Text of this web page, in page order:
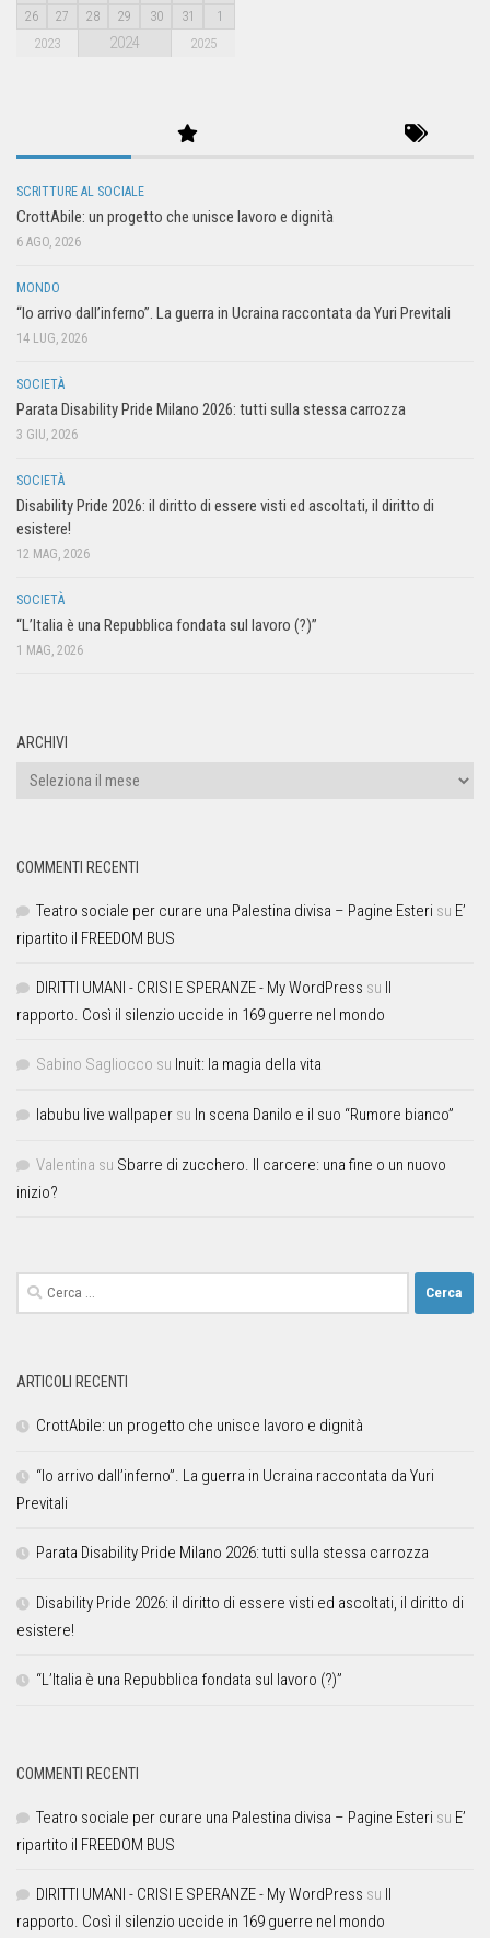
26
27 28 29 30 31 1
2023 2024 2025
SCRITTURE AL SOCIALE
CrottAbile: un progetto che unisce lavoro e dignità
6 AGO, 2026
MONDO
“Io arrivo dall’inferno”. La guerra in Ucraina raccontata da Yuri Previtali
14 LUG, 2026
SOCIETÀ
Parata Disability Pride Milano 2026: tutti sulla stessa carrozza
3 GIU, 2026
SOCIETÀ
Disability Pride 2026: il diritto di essere visti ed ascoltati, il diritto di
esistere!
12 MAG, 2026
SOCIETÀ
“L’Italia è una Repubblica fondata sul lavoro (?)”
1 MAG, 2026
ARCHIVI
COMMENTI RECENTI
Teatro sociale per curare una Palestina divisa – Pagine Esteri su E’
ripartito il FREEDOM BUS
DIRITTI UMANI - CRISI E SPERANZE - My WordPress su Il
rapporto. Così il silenzio uccide in 169 guerre nel mondo
Sabino Sagliocco su Inuit: la magia della vita
labubu live wallpaper su In scena Danilo e il suo “Rumore bianco”
Valentina su Sbarre di zucchero. Il carcere: una fine o un nuovo
inizio?
ARTICOLI RECENTI
CrottAbile: un progetto che unisce lavoro e dignità
“Io arrivo dall’inferno”. La guerra in Ucraina raccontata da Yuri
Previtali
Parata Disability Pride Milano 2026: tutti sulla stessa carrozza
Disability Pride 2026: il diritto di essere visti ed ascoltati, il diritto di
esistere!
“L’Italia è una Repubblica fondata sul lavoro (?)”
COMMENTI RECENTI
Teatro sociale per curare una Palestina divisa – Pagine Esteri su E’
ripartito il FREEDOM BUS
DIRITTI UMANI - CRISI E SPERANZE - My WordPress su Il
rapporto. Così il silenzio uccide in 169 guerre nel mondo